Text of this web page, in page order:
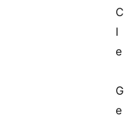
C
I
e
G
e